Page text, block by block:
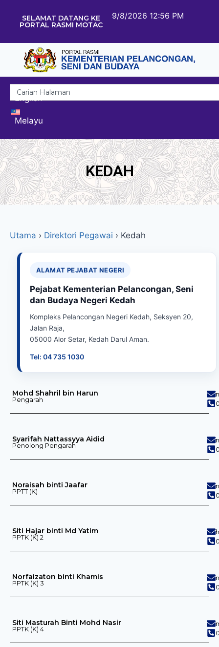
SELAMAT DATANG KE
PORTAL RASMI MOTAC
9/8/2026 12:56 PM
English
Melayu
KEDAH
Utama › Direktori Pegawai › Kedah
ALAMAT PEJABAT NEGERI
Pejabat Kementerian Pelancongan, Seni
dan Budaya Negeri Kedah
Kompleks Pelancongan Negeri Kedah, Seksyen 20,
Jalan Raja,
05000 Alor Setar, Kedah Darul Aman.
Tel: 04 735 1030
Mohd Shahril bin Harun
Pengarah
Syarifah Nattassyya Aidid
Penolong Pengarah
Noraisah binti Jaafar
PPTT (K)
Siti Hajar binti Md Yatim
PPTK (K) 2
Norfaizaton binti Khamis
PPTK (K) 3
Siti Masturah Binti Mohd Nasir
PPTK (K) 4